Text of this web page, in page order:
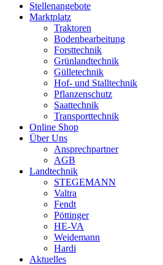
Stellenangebote
Marktplatz
Traktoren
Bodenbearbeitung
Forsttechnik
Grünlandtechnik
Gülletechnik
Hof- und Stalltechnik
Pflanzenschutz
Saattechnik
Transporttechnik
Online Shop
Über Uns
Ansprechpartner
AGB
Landtechnik
STEGEMANN
Valtra
Fendt
Pöttinger
HE-VA
Weidemann
Hardi
Aktuelles